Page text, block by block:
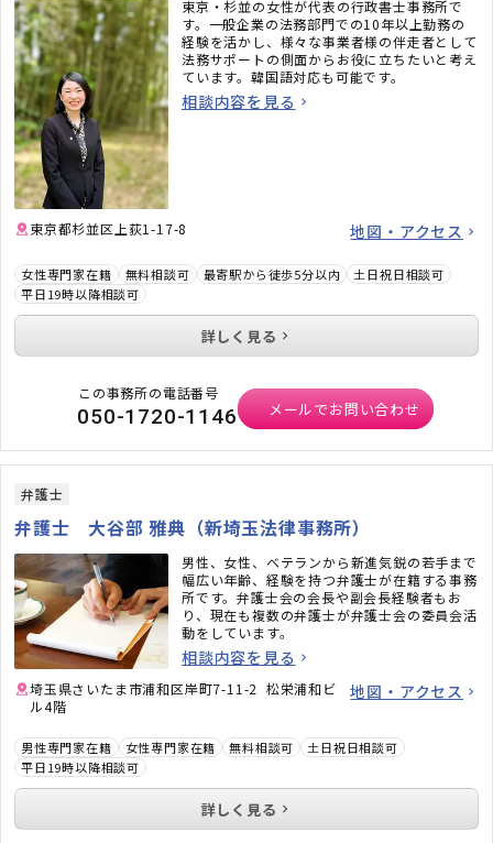
東京・杉並の女性が代表の行政書士事務所で
す。一般企業の法務部門での10年以上勤務の
経験を活かし、様々な事業者様の伴走者として
法務サポートの側面からお役に立ちたいと考え
ています。韓国語対応も可能です。
相談内容を見る
東京都杉並区上荻1-17-8 地図・アクセス
女性専門家在籍 無料相談可 最寄駅から徒歩5分以内
土日祝日相談可
平日19時以降相談可
詳しく見る
この事務所の電話番号
050-1720-1146 メールでお問い合わせ
弁護士
弁護士 大谷部 雅典（新埼玉法律事務所）
男性、女性、ベテランから新進気鋭の若手まで
幅広い年齢、経験を持つ弁護士が在籍する事務
所です。弁護士会の会長や副会長経験者もお
り、現在も複数の弁護士が弁護士会の委員会活
動をしています。
相談内容を見る
埼玉県さいたま市浦和区岸町7-11-2 松栄浦和ビ
ル4階
地図・アクセス
男性専門家在籍 女性専門家在籍 無料相談可
土日祝日相談可
平日19時以降相談可
詳しく見る